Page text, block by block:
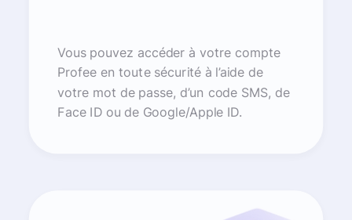
Vous pouvez accéder à votre compte
Profee en toute sécurité à l’aide de
votre mot de passe, d’un code SMS, de
Face ID ou de Google/Apple ID.